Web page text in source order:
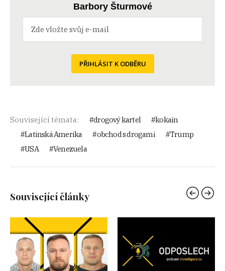
Barbory Šturmové
PŘIHLÁSIT K ODBĚRU
Související témata: drogový kartel
kokain
Latinská Amerika
obchod s drogami
Trump
USA
Venezuela
Související články